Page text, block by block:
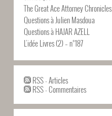
The Great Ace Attorney Chronicles
Questions à Julien Masdoua
Questions à HAJAR AZELL
L’idée Livres (2) – n°187
RSS - Articles
RSS - Commentaires